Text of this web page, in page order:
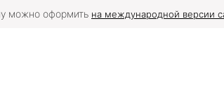
можно оформить на международной версии